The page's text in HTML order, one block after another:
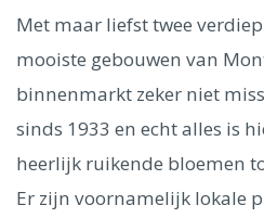
Ålesund
Parijs Tokio Amsterdam
Singapore
Rome Berlijn
Dublin
Hong Kong München
Met maar liefst twee
mooiste gebouwen van
binnenmarkt zeker niet
sinds 1933 en echt alles is
heerlijk ruikende bloemen
Er zijn voornamelijk lokale